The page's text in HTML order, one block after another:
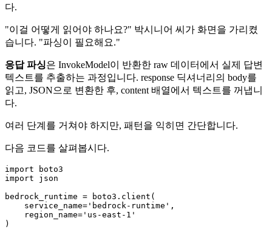
다.
"이걸 어떻게 읽어야 하나요?" 박시니어 씨가 화면을 가리켰
습니다. "파싱이 필요해요."
응답 파싱은 InvokeModel이 반환한 raw 데이터에서 실제 답변
텍스트를 추출하는 과정입니다. response 딕셔너리의 body를
읽고, JSON으로 변환한 후, content 배열에서 텍스트를 꺼냅니
다.
여러 단계를 거쳐야 하지만, 패턴을 익히면 간단합니다.
다음 코드를 살펴봅시다.
import
import json
bedrock_runtime = boto3.client(
    service_name=
'bedrock-runtime' ,
    region_name=
'us-east-1'
)